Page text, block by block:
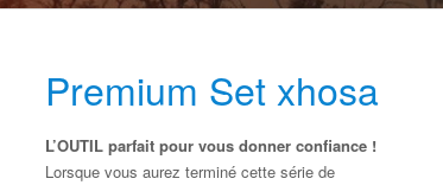
Premium Set xhosa
L’OUTIL parfait pour vous donner confiance !
Lorsque vous aurez terminé cette série de